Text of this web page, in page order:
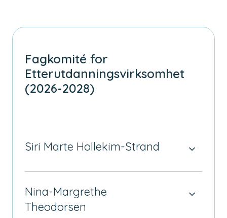
Fagkomité for
Etterutdanningsvirksomhet
(2026-2028)
Siri Marte Hollekim-Strand
Nina-Margrethe
Theodorsen